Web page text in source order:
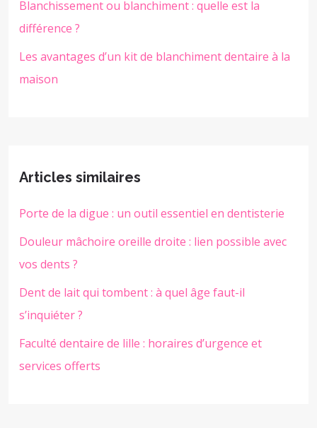
Blanchissement ou blanchiment : quelle est la
différence ?
Les avantages d’un kit de blanchiment dentaire à la
maison
Articles similaires
Porte de la digue : un outil essentiel en dentisterie
Douleur mâchoire oreille droite : lien possible avec
vos dents ?
Dent de lait qui tombent : à quel âge faut-il
s’inquiéter ?
Faculté dentaire de lille : horaires d’urgence et
services offerts